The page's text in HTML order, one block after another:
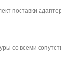
поставки
со всеми